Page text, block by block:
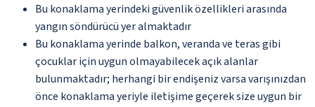
Bu konaklama yerindeki güvenlik özellikleri arasında
yangın söndürücü yer almaktadır
Bu konaklama yerinde balkon, veranda ve teras gibi
çocuklar için uygun olmayabilecek açık alanlar
bulunmaktadır; herhangi bir endişeniz varsa varışınızdan
önce konaklama yeriyle iletişime geçerek size uygun bir